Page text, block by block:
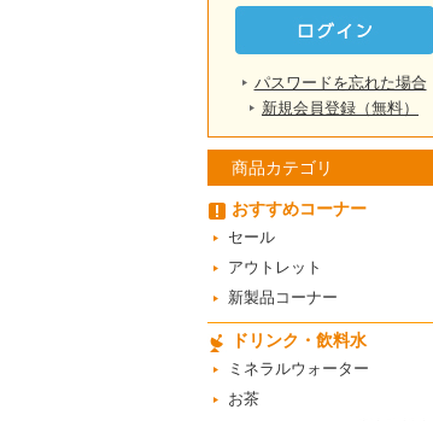
パスワードを忘れた場合
新規会員登録（無料）
商品カテゴリ
おすすめコーナー
セール
アウトレット
新製品コーナー
ドリンク・飲料水
ミネラルウォーター
お茶